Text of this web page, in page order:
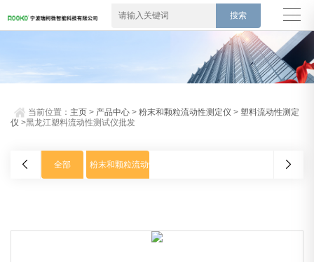
当前位置： 主页 > 产品中心 >粉末和颗粒流动性测定仪 >塑料流动性测定
仪 >黑龙江塑料流动性测试仪批发
全部 粉末和颗粒流动性测定仪